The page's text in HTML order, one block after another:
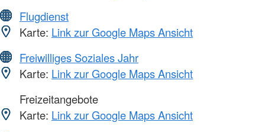
Flugdienst
Karte: Link zur Google Maps Ansicht
Freiwilliges Soziales Jahr
Karte: Link zur Google Maps Ansicht
Freizeitangebote
Karte: Link zur Google Maps Ansicht